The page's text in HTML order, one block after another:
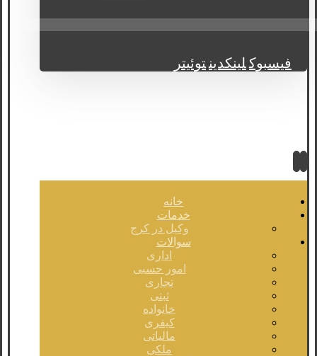
فیسبوکلینکدینتوئیتر
خانه
خدمات
وکیل در کرج
سوالات
اداری
امور حسبی
تجاری
ثبتی
خانواده
کیفری
مالیاتی
ملکی